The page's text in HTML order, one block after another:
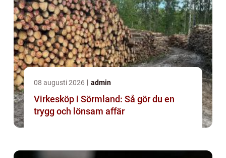
08 augusti 2026 admin
Virkesköp i Sörmland: Så gör du en
trygg och lönsam affär